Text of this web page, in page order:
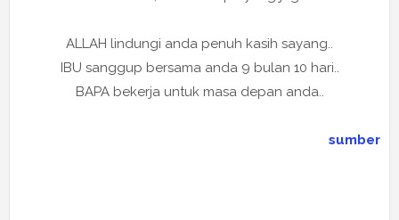
ALLAH lindungi anda penuh kasih sayang..
IBU sanggup bersama anda 9 bulan 10 hari..
BAPA bekerja untuk masa depan anda..
sumber